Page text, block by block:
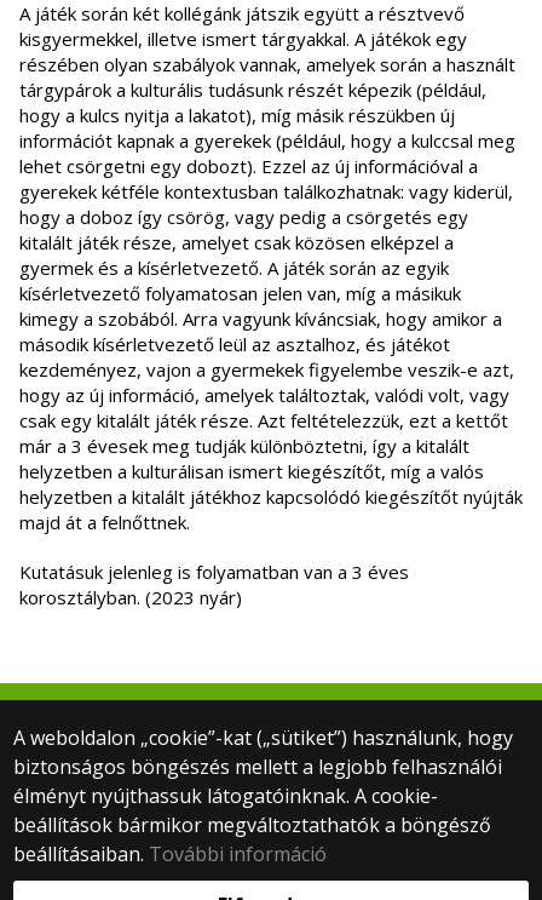
A játék során két kollégánk játszik együtt a résztvevő
kisgyermekkel, illetve ismert tárgyakkal. A játékok egy
részében olyan szabályok vannak, amelyek során a használt
tárgypárok a kulturális tudásunk részét képezik (például,
hogy a kulcs nyitja a lakatot), míg másik részükben új
információt kapnak a gyerekek (például, hogy a kulccsal meg
lehet csörgetni egy dobozt). Ezzel az új információval a
gyerekek kétféle kontextusban találkozhatnak: vagy kiderül,
hogy a doboz így csörög, vagy pedig a csörgetés egy
kitalált játék része, amelyet csak közösen elképzel a
gyermek és a kísérletvezető. A játék során az egyik
kísérletvezető folyamatosan jelen van, míg a másikuk
kimegy a szobából. Arra vagyunk kíváncsiak, hogy amikor a
második kísérletvezető leül az asztalhoz, és játékot
kezdeményez, vajon a gyermekek figyelembe veszik-e azt,
hogy az új információ, amelyek találtoztak, valódi volt, vagy
csak egy kitalált játék része. Azt feltételezzük, ezt a kettőt
már a 3 évesek meg tudják különböztetni, így a kitalált
helyzetben a kulturálisan ismert kiegészítőt, míg a valós
helyzetben a kitalált játékhoz kapcsolódó kiegészítőt nyújták
majd át a felnőttnek.
Kutatásuk jelenleg is folyamatban van a 3 éves
korosztályban. (2023 nyár)
A weboldalon „cookie”-kat („sütiket”) használunk, hogy
biztonságos böngészés mellett a legjobb felhasználói
élményt nyújthassuk látogatóinknak. A cookie-
beállítások bármikor megváltoztathatók a böngésző
beállításaiban. További információ
© 2022 ELTE Babalabor
1064 Budapest, Izabella utca 46.
+36 30 806 3000 mellék: 5654
+36 30 083 9361
babalabor@ppk.elte.hu
Webfejlesztés: